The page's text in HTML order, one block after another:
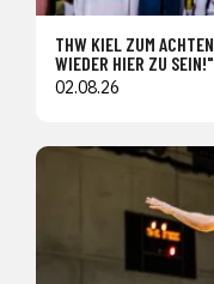
THW KIEL ZUM
WIEDER HIER ZU SEIN!"
02.08.26